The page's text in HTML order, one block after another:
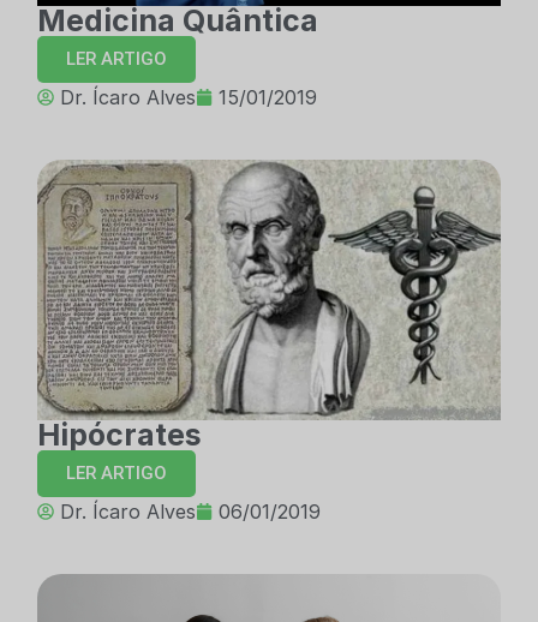
Medicina Quântica
LER ARTIGO
Dr. Ícaro Alves 15/01/2019
Hipócrates
LER ARTIGO
Dr. Ícaro Alves 06/01/2019